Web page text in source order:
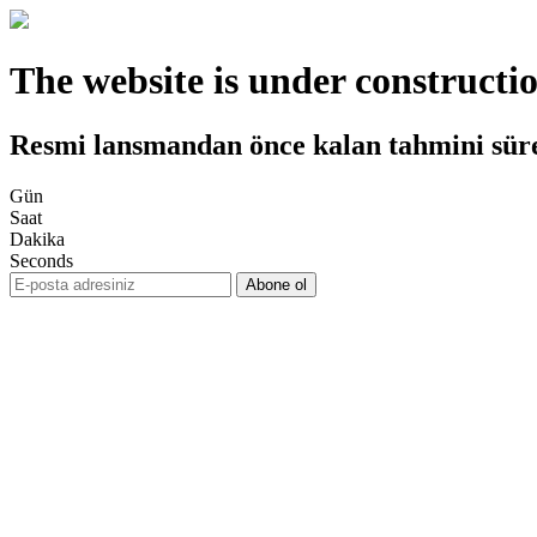
The website is under
Resmi lansmandan önce kalan tahmini
Gün
Saat
Dakika
Seconds